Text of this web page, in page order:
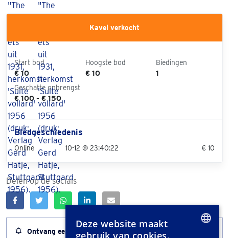
Kavel verkocht
Start bod
€ 10
Hoogste bod
€ 10
Biedingen
1
Geschatte opbrengst
€ 100 - € 150
Biedgeschiedenis
Online 10-12 @ 23:40:22 € 10
Delen op de socials
Ontvang een melding wanneer dit kavel bijna afloopt
Deze website maakt
gebruik van cookies.